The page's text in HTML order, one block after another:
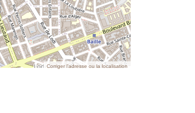
Corriger l’adresse ou la localisation